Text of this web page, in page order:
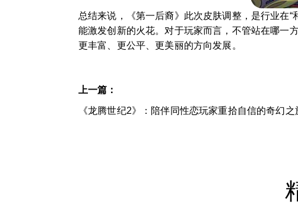
总结来说，《第一后裔》此次皮肤调整，是行业在
能激发创新的火花。对于玩家而言，不管站在哪一
更丰富、更公平、更美丽的方向发展。
上一篇：
《龙腾世纪2》：陪伴同性恋玩家重拾自信的奇幻之